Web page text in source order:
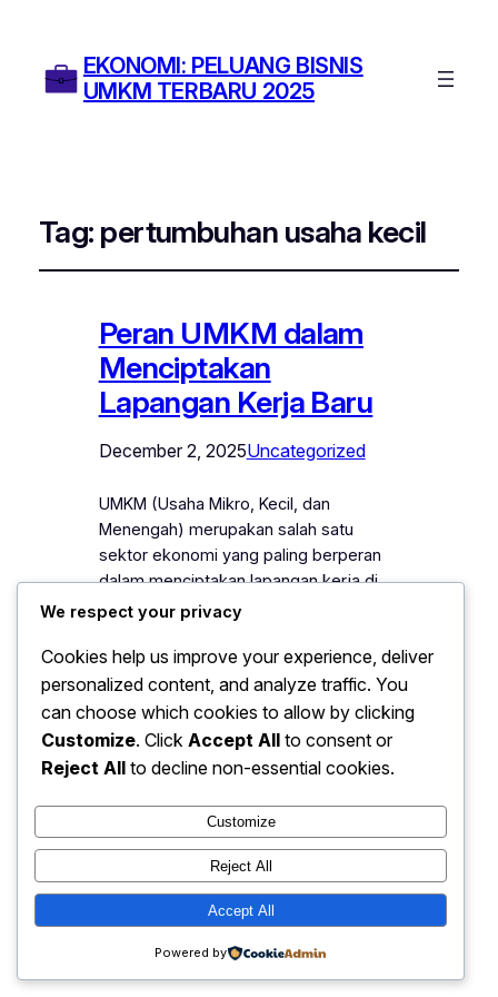
EKONOMI: PELUANG BISNIS
UMKM TERBARU 2025
Tag: pertumbuhan usaha kecil
Peran UMKM dalam
Menciptakan
Lapangan Kerja Baru
December 2, 2025Uncategorized
UMKM (Usaha Mikro, Kecil, dan
Menengah) merupakan salah satu
sektor ekonomi yang paling berperan
dalam menciptakan lapangan kerja di
Indonesia. Dalam beberapa tahun
penting yang mampu menampung
jutaan tenaga kerja, terutama di tengah
kondisi ekonomi yang tidak menentu.
Banyak usaha besar yang melakukan
efisiensi atau pengurangan pegawai,
Ekonomi: Peluang Bisnis UMKM
Terbaru 2025
Instagram
X
We respect your privacy
Cookies help us improve your experience, deliver
personalized content, and analyze traffic. You
can choose which cookies to allow by clicking
Customize. Click Accept All to consent or
Reject All to decline non-essential cookies.
Customize
Reject All
Accept All
Powered by